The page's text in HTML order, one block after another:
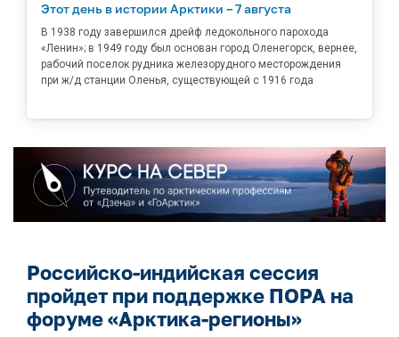
Этот день в истории Арктики – 7 августа
В 1938 году завершился дрейф ледокольного парохода
«Ленин»; в 1949 году был основан город Оленегорск, вернее,
рабочий поселок рудника железорудного месторождения
при ж/д станции Оленья, существующей с 1916 года
Российско-индийская сессия
пройдет при поддержке ПОРА на
форуме «Арктика-регионы»